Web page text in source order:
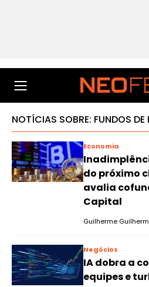
NOTÍCIAS SOBRE: FUNDOS DE
Economia
do próximo
avalia
Capital
Guilherme
Negócios
IA dobra a
equipes e